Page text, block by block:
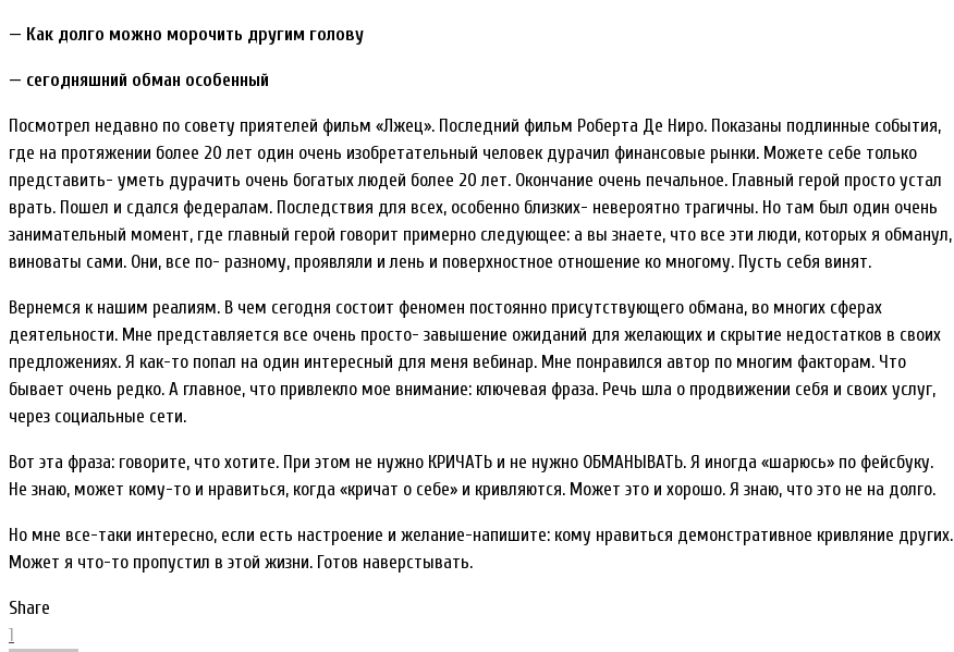
— Как долго можно морочить другим голову
— сегодняшний обман особенный
Посмотрел недавно по совету приятелей фильм «Лжец». Последний фильм Роберта Де Ниро. Показаны подлинные события,
где на протяжении более 20 лет один очень изобретательный человек дурачил финансовые рынки. Можете себе только
представить- уметь дурачить очень богатых людей более 20 лет. Окончание очень печальное. Главный герой просто устал
врать. Пошел и сдался федералам. Последствия для всех, особенно близких- невероятно трагичны. Но там был один очень
занимательный момент, где главный герой говорит примерно следующее: а вы знаете, что все эти люди, которых я обманул,
виноваты сами. Они, все по- разному, проявляли и лень и поверхностное отношение ко многому. Пусть себя винят.
Вернемся к нашим реалиям. В чем сегодня состоит феномен постоянно присутствующего обмана, во многих сферах
деятельности. Мне представляется все очень просто- завышение ожиданий для желающих и скрытие недостатков в своих
предложениях. Я как-то попал на один интересный для меня вебинар. Мне понравился автор по многим факторам. Что
бывает очень редко. А главное, что привлекло мое внимание: ключевая фраза. Речь шла о продвижении себя и своих услуг,
через социальные сети.
Вот эта фраза: говорите, что хотите. При этом не нужно КРИЧАТЬ и не нужно ОБМАНЫВАТЬ. Я иногда «шарюсь» по фейсбуку.
Не знаю, может кому-то и нравиться, когда «кричат о себе» и кривляются. Может это и хорошо. Я знаю, что это не на долго.
Но мне все-таки интересно, если есть настроение и желание-напишите: кому нравиться демонстративное кривляние других.
Может я что-то пропустил в этой жизни. Готов наверстывать.
Share
1